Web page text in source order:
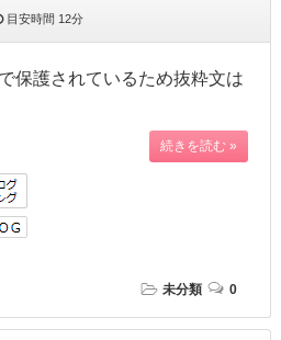
目安時間 12分
保護されているため抜粋文は
続きを読む »
未分類 0